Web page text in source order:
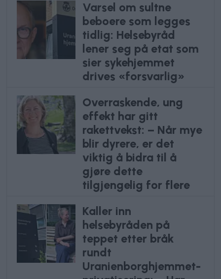
Varsel om sultne
beboere som legges
tidlig: Helsebyråd
lener seg på etat som
sier sykehjemmet
drives «forsvarlig»
Overraskende, ung
effekt har gitt
rakettvekst: – Når mye
blir dyrere, er det
viktig å bidra til å
gjøre dette
tilgjengelig for flere
Kaller inn
helsebyråden på
teppet etter bråk
rundt
Uranienborghjemmet-